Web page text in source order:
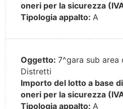
oneri per la sicurezza
Tipologia appalto: A
Oggetto: 7^gara sub area
Distretti
Importo del lotto a base
oneri per la sicurezza
Tipologia appalto: A